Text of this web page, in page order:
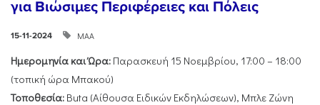
για Βιώσιμες Περιφέρειες και Πόλεις
15-11-2024 ΜΑΑ
Ημερομηνία και Ώρα: Παρασκευή 15 Νοεμβρίου, 17:00 – 18:00
(τοπική ώρα Μπακού)
Τοποθεσία: Buta (Αίθουσα Ειδικών Εκδηλώσεων), Μπλε Ζώνη